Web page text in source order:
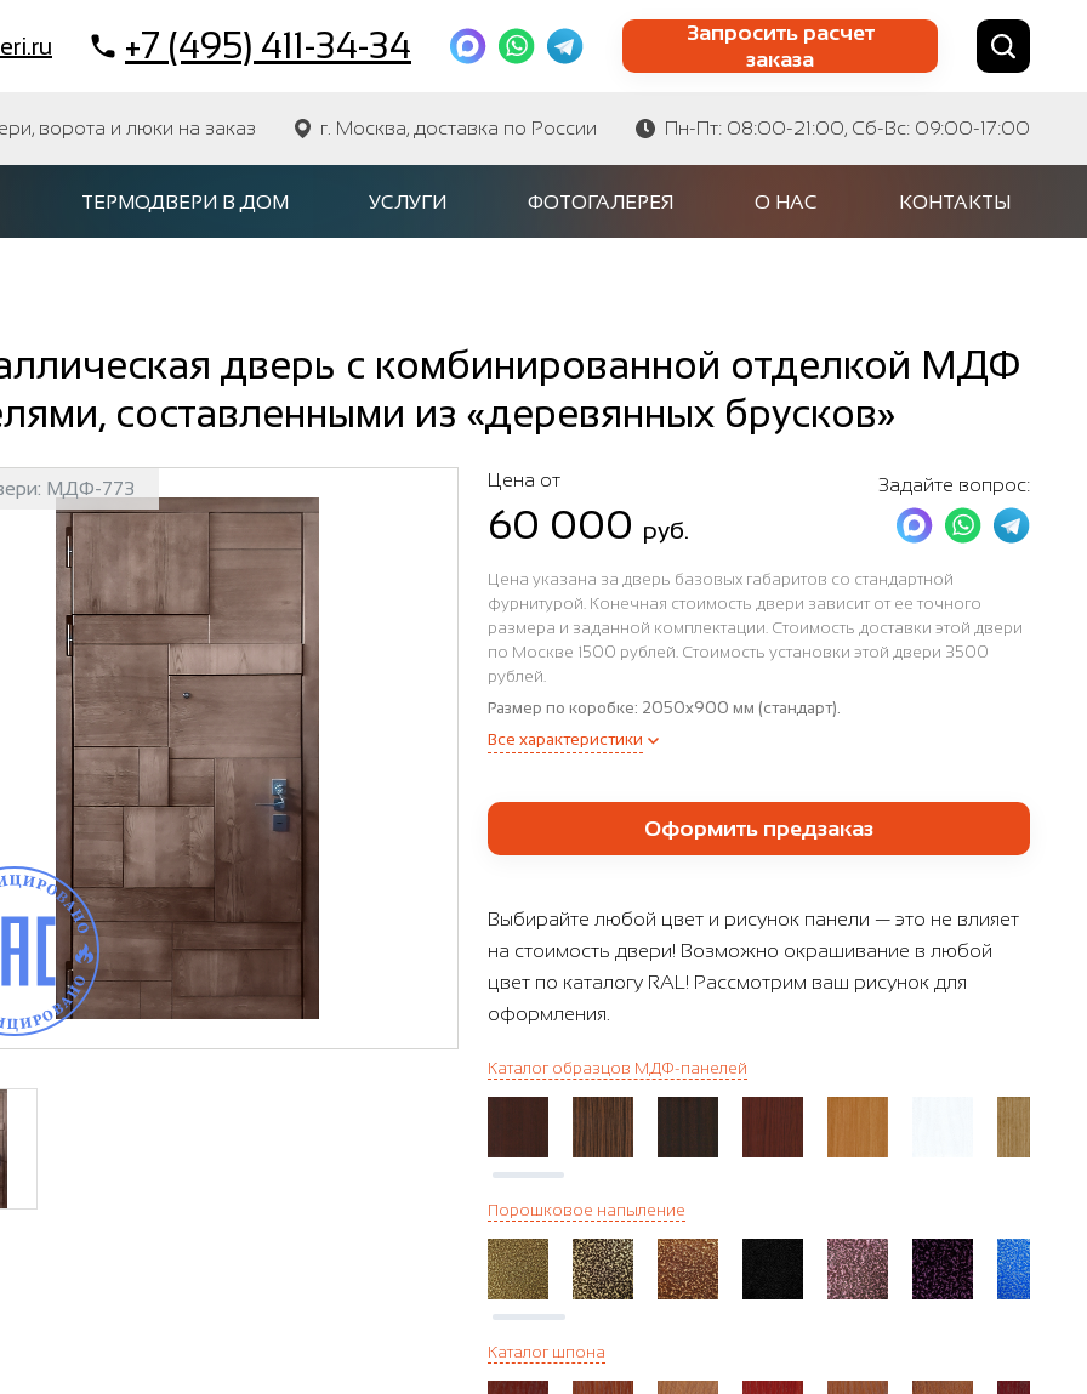
+7 (495) 411-34-34
Запросить расчет
заказа
Найти по сайту Найти по артикулу
ворота и люки на заказ г. Москва, доставка по России Пн-Пт: 08:00-21:00, Сб-Вс: 09:00-17:00
ТЕРМОДВЕРИ В ДОМ УСЛУГИ ФОТОГАЛЕРЕЯ О НАС КОНТАКТЫ
дверь с комбинированной отделкой МДФ
составленными из «деревянных брусков»
МДФ-773 Цена от
60 000 руб.
Задайте вопрос:
Цена указана за дверь базовых габаритов со стандартной
фурнитурой. Конечная стоимость двери зависит от ее точного
размера и заданной комплектации. Стоимость доставки этой двери
по Москве 1500 рублей. Стоимость установки этой двери 3500
рублей.
Размер по коробке: 2050x900 мм (стандарт).
Все характеристики
Оформить предзаказ
Выбирайте любой цвет и рисунок панели — это не влияет
на стоимость двери! Возможно окрашивание в любой
цвет по каталогу RAL! Рассмотрим ваш рисунок для
оформления.
Каталог образцов МДФ-панелей
Порошковое напыление
Каталог шпона